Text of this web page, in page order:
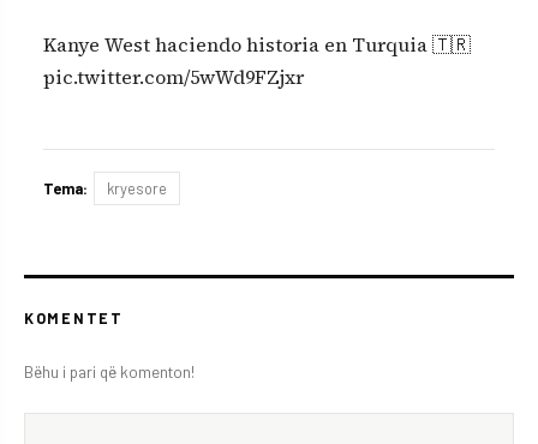
Kanye West haciendo historia en Turquia 🇹🇷
pic.twitter.com/5wWd9FZjxr
Tema: kryesore
KOMENTET
Bëhu i pari që komenton!